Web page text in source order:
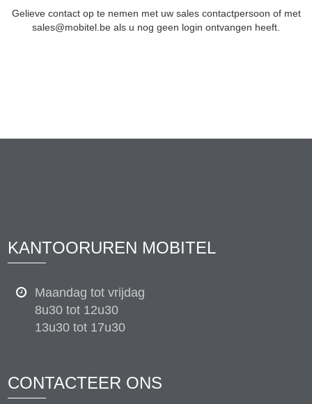
Gelieve contact op te nemen met uw sales contactpersoon of met
sales@mobitel.be als u nog geen login ontvangen heeft.
KANTOORUREN MOBITEL
Maandag tot vrijdag
8u30 tot 12u30
13u30 tot 17u30
CONTACTEER ONS